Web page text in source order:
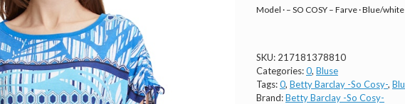
Model · – SO COSY – Farve · Blue/white
SKU: 217181378810
Categories:0, Bluse
Tags:0, Betty Barclay -So Cosy-,
Brand:Betty Barclay -So Cosy-